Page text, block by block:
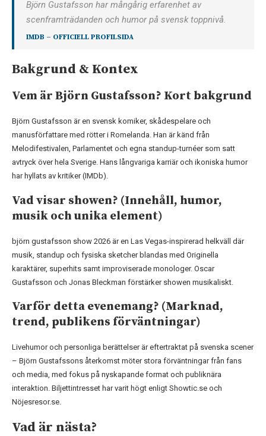
Björn Gustafsson har mångårig erfarenhet av
scenframträdanden och humor på svensk toppnivå.
IMDB – OFFICIELL PROFILSIDA
Bakgrund & Kontex
Vem är Björn Gustafsson? Kort bakgrund
Björn Gustafsson är en svensk komiker, skådespelare och
manusförfattare med rötter i Romelanda. Han är känd från
Melodifestivalen, Parlamentet och egna standup-turnéer som satt
avtryck över hela Sverige. Hans långvariga karriär och ikoniska humor
har hyllats av kritiker (IMDb).
Vad visar showen? (Innehåll, humor,
musik och unika element)
björn gustafsson show 2026 är en Las Vegas-inspirerad helkväll där
musik, standup och fysiska sketcher blandas med Originella
karaktärer, superhits samt improviserade monologer. Oscar
Gustafsson och Jonas Bleckman förstärker showen musikaliskt.
Varför detta evenemang? (Marknad,
trend, publikens förväntningar)
Livehumor och personliga berättelser är eftertraktat på svenska scener
– Björn Gustafssons återkomst möter stora förväntningar från fans
och media, med fokus på nyskapande format och publiknära
interaktion. Biljettintresset har varit högt enligt Showtic.se och
Nöjesresor.se.
Vad är nästa?